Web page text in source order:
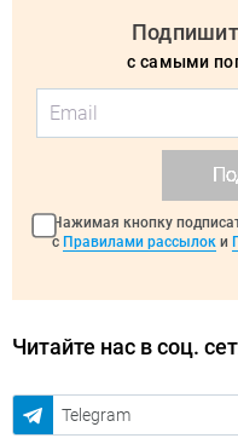
с самыми
Нажимая кнопку
с Правилами рассылок и
Читайте нас в соц.
Telegram